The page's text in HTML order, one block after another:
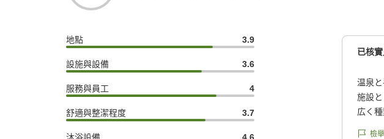
地點 3.9
設施與設備 3.6
服務與員工 4
舒適與整潔程度 3.7
已核
温泉
施設
広く
檢舉